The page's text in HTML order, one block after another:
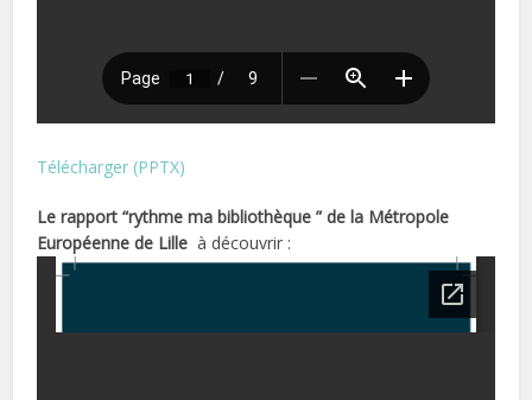
Télécharger (PPTX)
Le rapport “rythme ma bibliothèque ” de la Métropole
Européenne de Lille à découvrir :